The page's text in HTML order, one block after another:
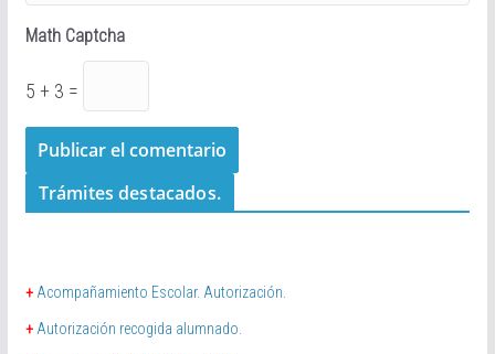
Math Captcha
5 + 3 =
Trámites destacados.
+ Acompañamiento Escolar. Autorización.
+ Autorización recogida alumnado.